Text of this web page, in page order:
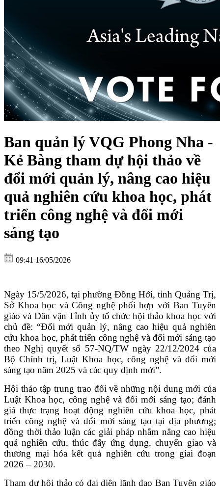
Ban quản lý VQG Phong Nha -
Kẻ Bàng tham dự hội thảo về
đổi mới quản lý, nâng cao hiệu
quả nghiên cứu khoa học, phát
triển công nghệ và đổi mới
sáng tạo
09:41 16/05/2026
Ngày 15/5/2026, tại phường Đồng Hới, tỉnh Quảng Trị,
Sở Khoa học và Công nghệ phối hợp với Ban Tuyên
giáo và Dân vận Tỉnh ủy tổ chức hội thảo khoa học với
chủ đề: “Đổi mới quản lý, nâng cao hiệu quả nghiên
cứu khoa học, phát triển công nghệ và đổi mới sáng tạo
theo Nghị quyết số 57-NQ/TW ngày 22/12/2024 của
Bộ Chính trị, Luật Khoa học, công nghệ và đổi mới
sáng tạo năm 2025 và các quy định mới”.
Hội thảo tập trung trao đổi về những nội dung mới của
Luật Khoa học, công nghệ và đổi mới sáng tạo; đánh
giá thực trạng hoạt động nghiên cứu khoa học, phát
triển công nghệ và đổi mới sáng tạo tại địa phương;
đồng thời thảo luận các giải pháp nhằm nâng cao hiệu
quả nghiên cứu, thúc đẩy ứng dụng, chuyển giao và
thương mại hóa kết quả nghiên cứu trong giai đoạn
2026 – 2030.
Tham dự hội thảo có đại diện lãnh đạo Ban Tuyên giáo